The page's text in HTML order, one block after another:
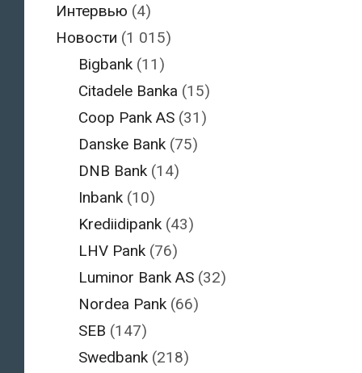
Интервью (4)
Новости (1 015)
Bigbank (11)
Citadele Banka (15)
Coop Pank AS (31)
Danske Bank (75)
DNB Bank (14)
Inbank (10)
Krediidipank (43)
LHV Pank (76)
Luminor Bank AS (32)
Nordea Pank (66)
SEB (147)
Swedbank (218)